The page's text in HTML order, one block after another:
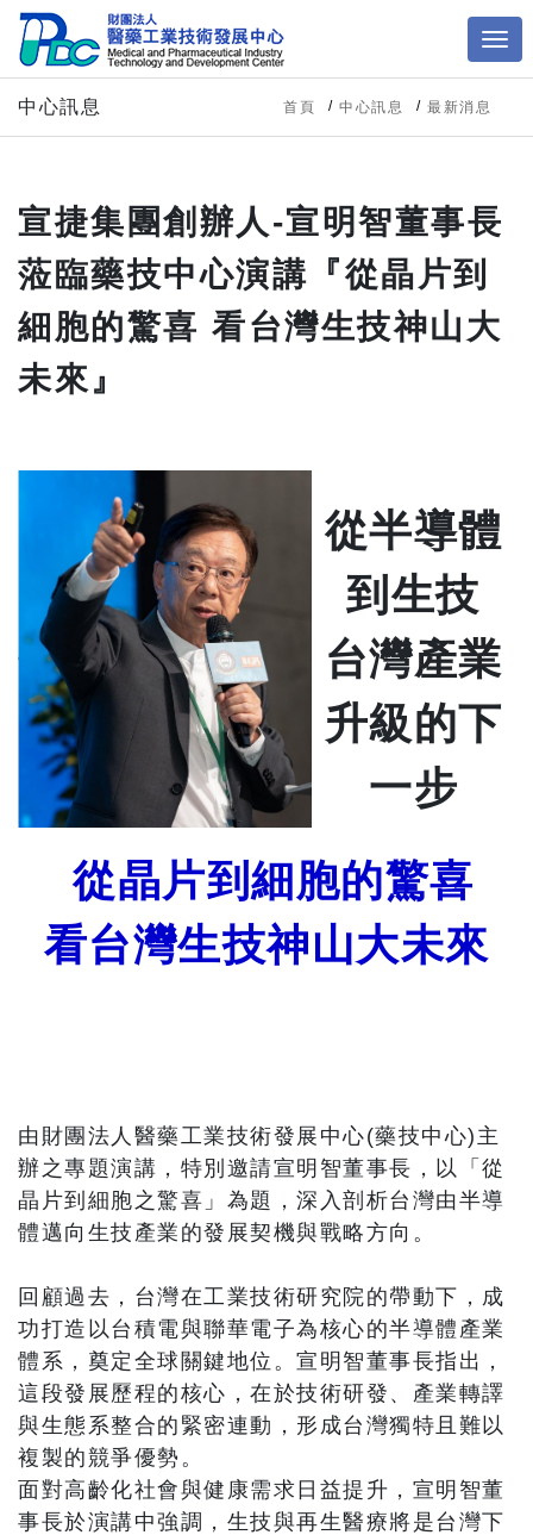
中心訊息 首頁 中心訊息 最新消息
宣捷集團創辦人-宣明智董事長
蒞臨藥技中心演講『從晶片到
細胞的驚喜 看台灣生技神山大
未來』
從半導體
到生技
台灣產業
升級的下
一步
從晶片到細胞的驚喜
看台灣生技神山大未來
由財團法人醫藥工業技術發展中心(藥技中心)主
辦之專題演講，特別邀請宣明智董事長，以「從
晶片到細胞之驚喜」為題，深入剖析台灣由半導
體邁向生技產業的發展契機與戰略方向。
回顧過去，台灣在工業技術研究院的帶動下，成
功打造以台積電與聯華電子為核心的半導體產業
體系，奠定全球關鍵地位。宣明智董事長指出，
這段發展歷程的核心，在於技術研發、產業轉譯
與生態系整合的緊密連動，形成台灣獨特且難以
複製的競爭優勢。
面對高齡化社會與健康需求日益提升，宣明智董
事長於演講中強調，生技與再生醫療將是台灣下